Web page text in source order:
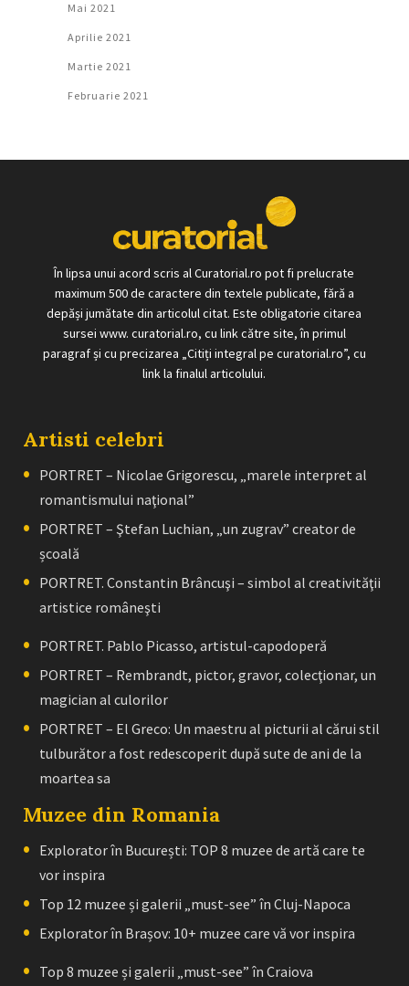
Mai 2021
Aprilie 2021
Martie 2021
Februarie 2021
În lipsa unui acord scris al Curatorial.ro pot fi prelucrate
maximum 500 de caractere din textele publicate, fără a
depăși jumătate din articolul citat. Este obligatorie citarea
sursei www. curatorial.ro, cu link către site, în primul
paragraf și cu precizarea „Citiți integral pe curatorial.ro”, cu
link la finalul articolului.
Artisti celebri
PORTRET – Nicolae Grigorescu, „marele interpret al
romantismului naţional”
PORTRET – Ştefan Luchian, „un zugrav” creator de
școală
PORTRET. Constantin Brâncuşi – simbol al creativităţii
artistice româneşti
PORTRET. Pablo Picasso, artistul-capodoperă
PORTRET – Rembrandt, pictor, gravor, colecţionar, un
magician al culorilor
PORTRET – El Greco: Un maestru al picturii al cărui stil
tulburător a fost redescoperit după sute de ani de la
moartea sa
Muzee din Romania
Explorator în București: TOP 8 muzee de artă care te
vor inspira
Top 12 muzee și galerii „must-see” în Cluj-Napoca
Explorator în Brașov: 10+ muzee care vă vor inspira
Top 8 muzee și galerii „must-see” în Craiova